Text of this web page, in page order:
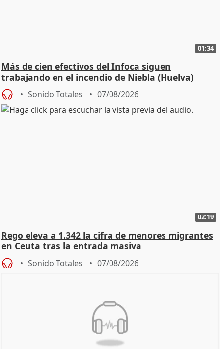
01:34
Más de cien efectivos del Infoca siguen
trabajando en el incendio de Niebla (Huelva)
Sonido Totales 07/08/2026
02:19
Rego eleva a 1.342 la cifra de menores migrantes
en Ceuta tras la entrada masiva
Sonido Totales 07/08/2026